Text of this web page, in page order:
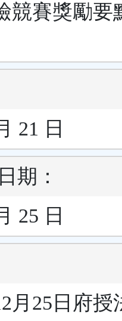
競賽獎勵要
21 日
期：
25 日
月25日府授